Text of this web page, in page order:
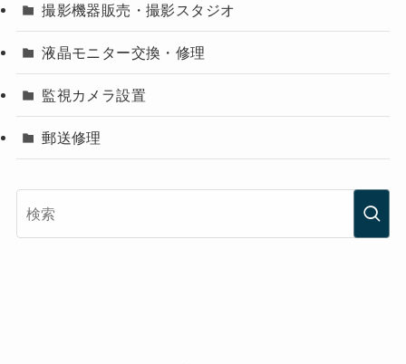
撮影機器販売・撮影スタジオ
液晶モニター交換・修理
監視カメラ設置
郵送修理